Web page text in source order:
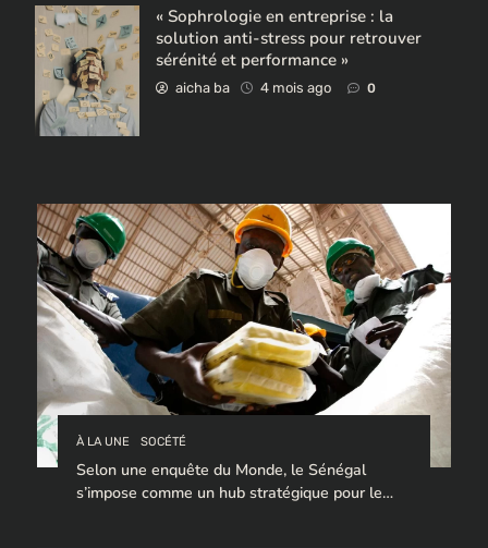
« Sophrologie en entreprise : la
solution anti-stress pour retrouver
sérénité et performance »
aicha ba 4 mois ago 0
À LA UNE SOCÉTÉ
Selon une enquête du Monde, le Sénégal
s’impose comme un hub stratégique pour le